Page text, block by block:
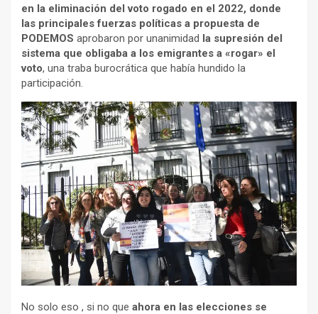
en la eliminación del voto rogado en el 2022, donde
las principales fuerzas políticas a propuesta de
PODEMOS aprobaron por unanimidad la supresión del
sistema que obligaba a los emigrantes a «rogar» el
voto, una traba burocrática que había hundido la
participación.
No solo eso , si no que ahora en las elecciones se